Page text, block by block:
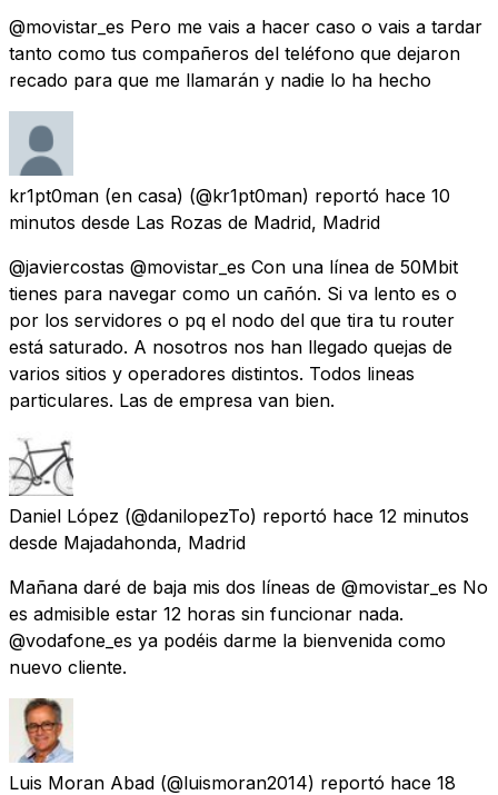
@movistar_es Pero me vais a hacer caso o vais a tardar
tanto como tus compañeros del teléfono que dejaron
recado para que me llamarán y nadie lo ha hecho
kr1pt0man (en casa) (@kr1pt0man) reportó hace 10
minutos desde Las Rozas de Madrid, Madrid
@javiercostas @movistar_es Con una línea de 50Mbit
tienes para navegar como un cañón. Si va lento es o
por los servidores o pq el nodo del que tira tu router
está saturado. A nosotros nos han llegado quejas de
varios sitios y operadores distintos. Todos lineas
particulares. Las de empresa van bien.
Daniel López (@danilopezTo) reportó hace 12 minutos
desde Majadahonda, Madrid
Mañana daré de baja mis dos líneas de @movistar_es No
es admisible estar 12 horas sin funcionar nada.
@vodafone_es ya podéis darme la bienvenida como
nuevo cliente.
Luis Moran Abad (@luismoran2014) reportó hace 18